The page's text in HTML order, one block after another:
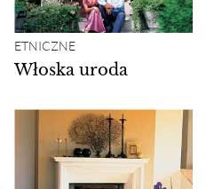
ETNICZNE
Włoska uroda